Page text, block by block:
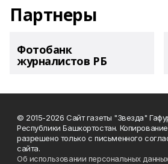
Партнеры
Фотобанк
журналистов РБ
© 2015-2026 Сайт газеты "Звезда"
Республики Башкортостан.
разрешено только с письменного
сайта.
Об использовании персональных